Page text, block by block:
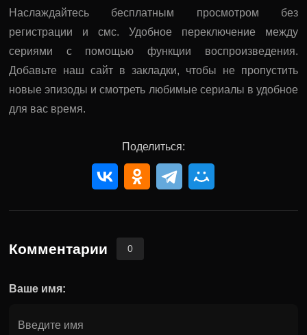
Наслаждайтесь бесплатным просмотром без
регистрации и смс. Удобное переключение между
сериями с помощью функции воспроизведения.
Добавьте наш сайт в закладки, чтобы не пропустить
новые эпизоды и смотреть любимые сериалы в удобное
для вас время.
Поделиться:
Комментарии 0
Ваше имя: